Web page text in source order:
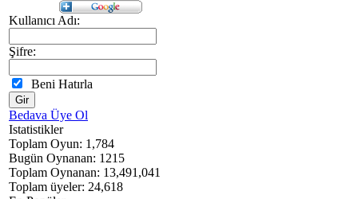
Kullanıcı Adı:
Şifre:
Beni Hatırla
Bedava Üye Ol
Istatistikler
Toplam Oyun: 1,784
Bugün Oynanan: 1215
Toplam Oynanan: 13,491,041
Toplam üyeler: 24,618